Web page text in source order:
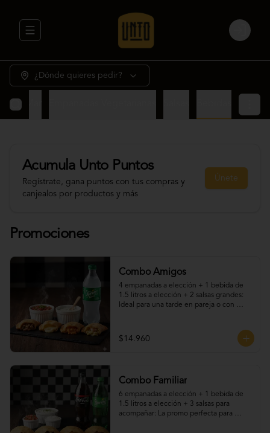
Abrir menu de navegación Login
¿Dónde quieres pedir?
y Mar
Acumula Unto Puntos
Regístrate, gana puntos con tus compras y
canjealos por productos y más
Únete
Promociones
Combo Amigos
4 empanadas a elección + 1 bebida de
1.5 litros a elección + 2 salsas grandes:
Ideal para una tarde en pareja o con
con nuestras deliciosas salsas caseras.
Una promo práctica, sabrosa y perfecta
$14.960
Combo Familiar
6 empanadas a elección + 1 bebida de
1.5 litros a elección + 3 salsas para
acompañar: La promo perfecta para